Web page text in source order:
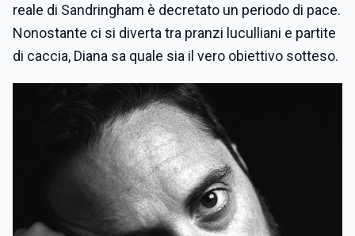
reale di Sandringham è decretato un periodo di pace.
Nonostante ci si diverta tra pranzi luculliani e partite
di caccia, Diana sa quale sia il vero obiettivo sotteso.